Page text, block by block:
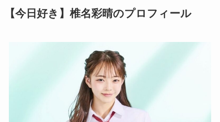
【今日好き】椎名彩晴のプロフィール